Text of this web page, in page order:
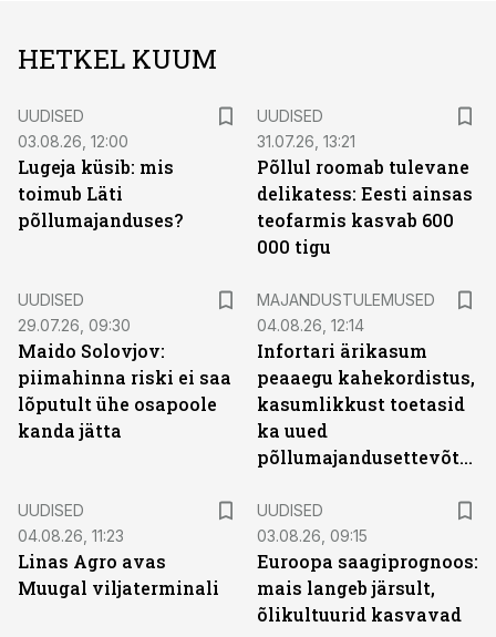
HETKEL KUUM
UUDISED
03.08.26, 12:00
Lugeja küsib: mis
toimub Läti
põllumajanduses?
UUDISED
31.07.26, 13:21
Põllul roomab tulevane
delikatess: Eesti ainsas
teofarmis kasvab 600
000 tigu
UUDISED
29.07.26, 09:30
Maido Solovjov:
piimahinna riski ei saa
lõputult ühe osapoole
kanda jätta
MAJANDUSTULEMUSED
04.08.26, 12:14
Infortari ärikasum
peaaegu kahekordistus,
kasumlikkust toetasid
ka uued
põllumajandusettevõtted
UUDISED
04.08.26, 11:23
Linas Agro avas
Muugal viljaterminali
UUDISED
03.08.26, 09:15
Euroopa saagiprognoos:
mais langeb järsult,
õlikultuurid kasvavad